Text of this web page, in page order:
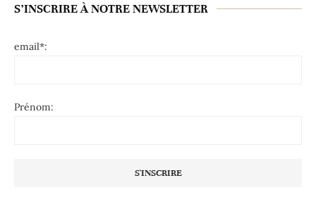
S’INSCRIRE À NOTRE NEWSLETTER
email*:
Prénom: